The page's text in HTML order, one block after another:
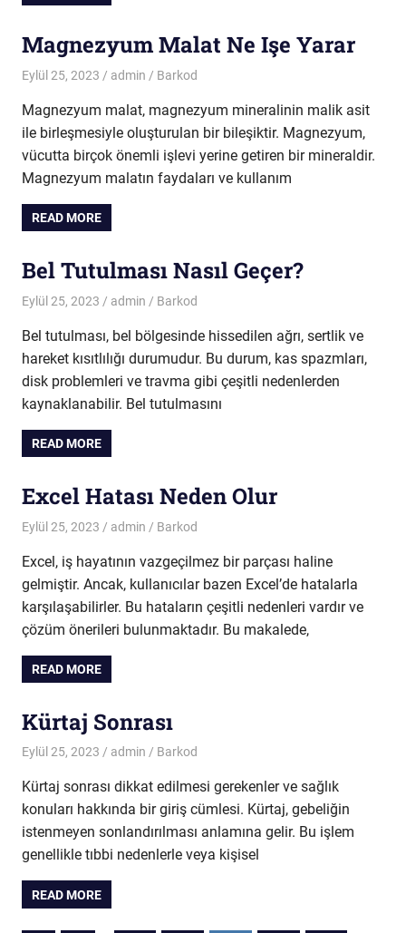
Magnezyum Malat Ne Işe Yarar
Eylül 25, 2023 admin Barkod
Magnezyum malat, magnezyum mineralinin malik asit
ile birleşmesiyle oluşturulan bir bileşiktir. Magnezyum,
vücutta birçok önemli işlevi yerine getiren bir mineraldir.
Magnezyum malatın faydaları ve kullanım
READ MORE
Bel Tutulması Nasıl Geçer?
Eylül 25, 2023 admin Barkod
Bel tutulması, bel bölgesinde hissedilen ağrı, sertlik ve
hareket kısıtlılığı durumudur. Bu durum, kas spazmları,
disk problemleri ve travma gibi çeşitli nedenlerden
kaynaklanabilir. Bel tutulmasını
READ MORE
Excel Hatası Neden Olur
Eylül 25, 2023 admin Barkod
Excel, iş hayatının vazgeçilmez bir parçası haline
gelmiştir. Ancak, kullanıcılar bazen Excel’de hatalarla
karşılaşabilirler. Bu hataların çeşitli nedenleri vardır ve
çözüm önerileri bulunmaktadır. Bu makalede,
READ MORE
Kürtaj Sonrası
Eylül 25, 2023 admin Barkod
Kürtaj sonrası dikkat edilmesi gerekenler ve sağlık
konuları hakkında bir giriş cümlesi. Kürtaj, gebeliğin
istenmeyen sonlandırılması anlamına gelir. Bu işlem
genellikle tıbbi nedenlerle veya kişisel
READ MORE